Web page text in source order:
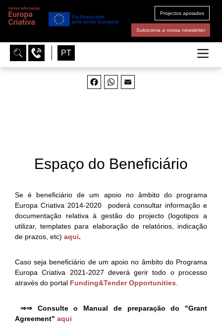
Projectos apoiados
Subscreva a nossa newsletter
PT
FacebookWhatsApp
Espaço do Beneficiário
Se é beneficiário de um apoio no âmbito do programa
Europa Criativa 2014-2020 poderá consultar informação e
documentação relativa à gestão do projecto (logotipos a
utilizar, templates para elaboração de relatórios, indicação
de prazos, etc) aqui.
Caso seja beneficiário de um apoio no âmbito do Programa
Europa Criativa 2021-2027 deverá gerir todo o processo
através do portal Funding&Tender Opportunities
⇒⇒ Consulte o Manual de preparação do "Grant
Agreement" aqui